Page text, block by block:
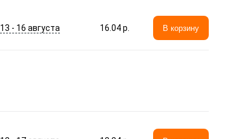
13 - 16 августа 16.04 p. В корзину